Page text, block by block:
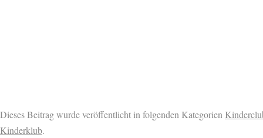
Dieses Beitrag wurde veröffentlicht in folgenden Kategorien
Kinderklub.